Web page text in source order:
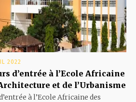
2022
d’entrée à l’Ecole Africaine
et de l’Urbanisme
à l’Ecole Africaine des